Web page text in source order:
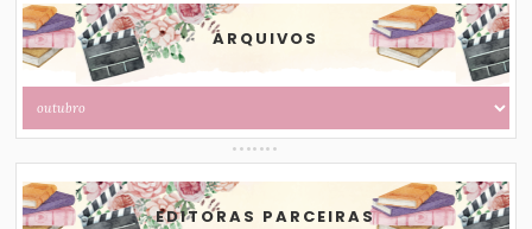
ARQUIVOS
EDITORAS PARCEIRAS